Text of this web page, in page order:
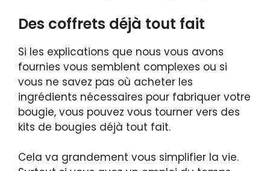
Des coffrets déjà tout fait
Si les explications que nous vous avons
fournies vous semblent complexes ou si
vous ne savez pas où acheter les
ingrédients nécessaires pour fabriquer votre
bougie, vous pouvez vous tourner vers des
kits de bougies déjà tout fait.
Cela va grandement vous simplifier la vie.